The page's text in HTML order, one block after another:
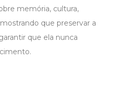
memória, cultura,
que preservar a
que ela nunca